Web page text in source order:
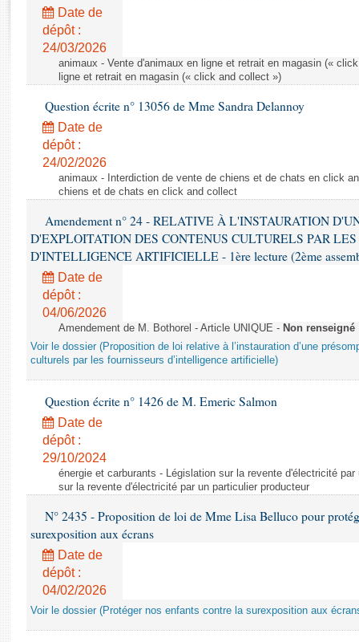
Rapports législatifs
Rapports sur l'application des lois
Baromètre de l’application des lois
Dossiers législatifs
Budget et sécurité sociale
Questions écrites et orales
Comptes rendus des débats
Date de
dépôt :
24/03/2026
animaux - Vente d'animaux en ligne et retrait en magasin («
ligne et retrait en magasin (« click and collect »)
Question écrite n° 13056 de Mme Sandra Delannoy
Date de
dépôt :
24/02/2026
animaux - Interdiction de vente de chiens et de chats en click
chiens et de chats en click and collect
Amendement n° 24 - RELATIVE À L'INSTAURATION
D'EXPLOITATION DES CONTENUS CULTURELS PAR LES
D'INTELLIGENCE ARTIFICIELLE - 1ère lecture (2ème
Date de
dépôt :
04/06/2026
Amendement de M. Bothorel - Article UNIQUE - Non renseigné
Voir le dossier (Proposition de loi relative à l’instauration d’une
culturels par les fournisseurs d’intelligence artificielle)
Question écrite n° 1426 de M. Emeric Salmon
Date de
dépôt :
29/10/2024
énergie et carburants - Législation sur la revente d'électricité
sur la revente d'électricité par un particulier producteur
N° 2435 - Proposition de loi de Mme Lisa Belluco pour
surexposition aux écrans
Date de
dépôt :
04/02/2026
Voir le dossier (Protéger nos enfants contre la surexposition aux